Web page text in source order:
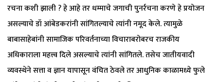
रचना कशी झाली ? हे आहे तर धम्माचे जगाची पुनर्रचना करणे हे प्रयोजन
असल्याचे डॉ आंबेडकरांनी सांगितल्याचे त्यांनी नमूद केले. त्यामुळे
बाबासाहेबांनी सामाजिक परिवर्तनाच्या विचाराबरोबरच राजकीय
अधिकाराला महत्त्व दिले असल्याचे त्यांनी सांगितले. तसेच जातीयवादी
व्यवस्थेने सत्ता व ज्ञान यापासून वंचित ठेवले तर आधुनिक काळामध्ये फुले